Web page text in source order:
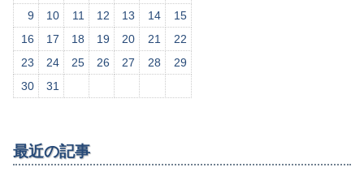
9
10 11 12 13 14
15
16
17 18 19 20 21
22
23
24 25 26 27 28
29
30
31
最近の記事